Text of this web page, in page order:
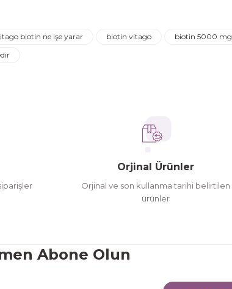
biotin ne işe yarar biotin vitago biotin 5000 mg
Orjinal Ürünler
Orjinal ve son kullanma tarihi belirtilen
ürünler
Abone Olun